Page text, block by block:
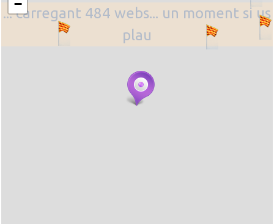
... carregant 484 webs... un moment si us
plau
−